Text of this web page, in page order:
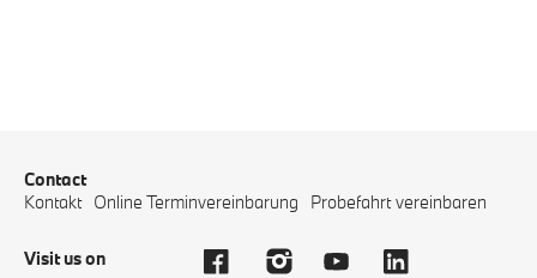
Contact
Kontakt Online Terminvereinbarung Probefahrt vereinbaren
Visit us on